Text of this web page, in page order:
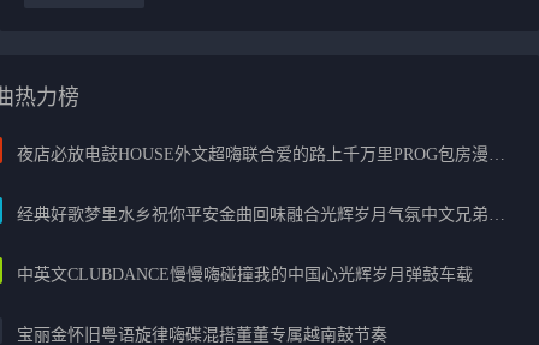
热力榜
夜店必放电鼓HOUSE外文超嗨联合爱的路上千万里PROG包房漫步上头
经典好歌梦里水乡祝你平安金曲回味融合光辉岁月气氛中文兄弟串烧
中英文CLUBDANCE慢慢嗨碰撞我的中国心光辉岁月弹鼓车载
宝丽金怀旧粤语旋律嗨碟混搭董董专属越南鼓节奏